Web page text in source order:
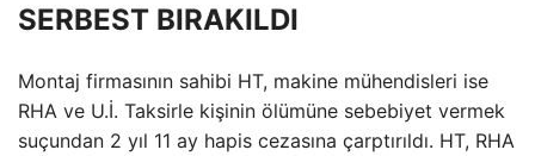
SERBEST BIRAKILDI
Montaj firmasının sahibi HT, makine mühendisleri ise
RHA ve U.İ. Taksirle kişinin ölümüne sebebiyet vermek
suçundan 2 yıl 11 ay hapis cezasına çarptırıldı. HT, RHA